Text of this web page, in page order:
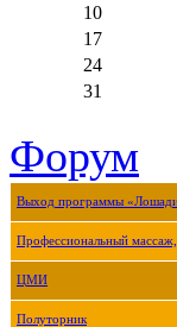
10
17
24
31
Форум
Выход программы
Профессиональный
ЦМИ
Полуторник